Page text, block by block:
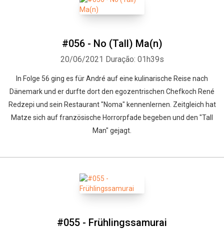
#056 - No (Tall) Ma(n)
20/06/2021 Duração: 01h39s
In Folge 56 ging es für André auf eine kulinarische Reise nach
Dänemark und er durfte dort den egozentrischen Chefkoch René
Redzepi und sein Restaurant "Noma" kennenlernen. Zeitgleich hat
Matze sich auf französische Horrorpfade begeben und den "Tall
Man" gejagt.
#055 - Frühlingssamurai